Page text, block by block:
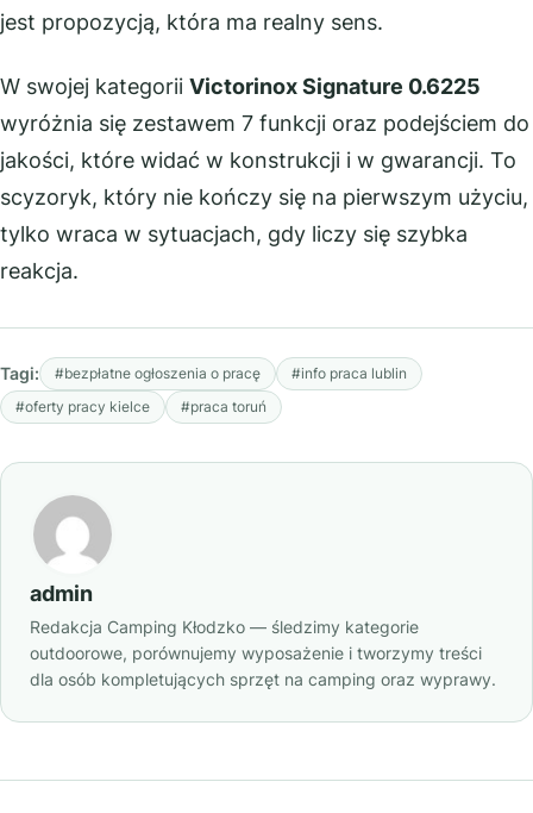
jest propozycją, która ma realny sens.
W swojej kategorii Victorinox Signature 0.6225
wyróżnia się zestawem 7 funkcji oraz podejściem do
jakości, które widać w konstrukcji i w gwarancji. To
scyzoryk, który nie kończy się na pierwszym użyciu,
tylko wraca w sytuacjach, gdy liczy się szybka
reakcja.
Tagi: #bezpłatne ogłoszenia o pracę
#info praca lublin
#oferty pracy kielce
#praca toruń
admin
Redakcja Camping Kłodzko — śledzimy kategorie
outdoorowe, porównujemy wyposażenie i tworzymy treści
dla osób kompletujących sprzęt na camping oraz wyprawy.